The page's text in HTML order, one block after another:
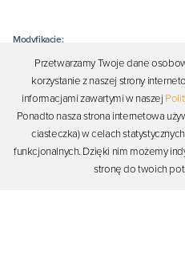
Modyfikacje:
Na kostce znajdują się symbole
wytyczenie trasy robota tak, aby po
Dziecko rzuca dwiema kostkami.
kwiatów. Wówczas zadaniem
wylosowanych kwiatów.
Przetwarzamy Twoje dane
korzystanie z naszej strony
informacjami zawartymi w naszej
Ponadto nasza strona internetowa
ciasteczka) w celach
funkcjonalnych. Dzięki nim możemy
stronę do twoich